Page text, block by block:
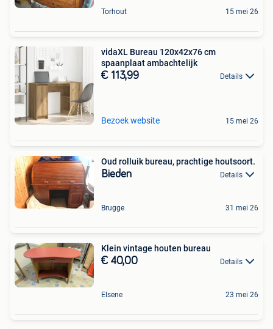
Torhout 15 mei 26
vidaXL Bureau 120x42x76 cm
spaanplaat ambachtelijk
€ 113,99 Details
Bezoek website 15 mei 26
Oud rolluik bureau, prachtige houtsoort.
Bieden Details
Brugge 31 mei 26
Klein vintage houten bureau
€ 40,00 Details
Elsene 23 mei 26